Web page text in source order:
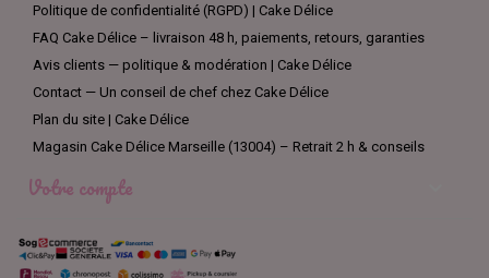
Politique de confidentialité (RGPD) | Cake Délice
FAQ Cake Délice – livraison 48 h, paiements, retours, garanties
Avis clients — politique & modération | Cake Délice
Contact — Un conseil de chef chez Cake Délice
Plan du site | Cake Délice
Magasin Cake Délice Marseille (13004) – Retrait 2 h & conseils
Votre compte